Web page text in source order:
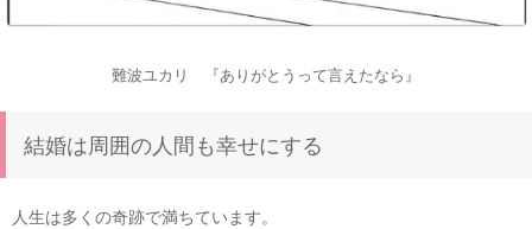
難波ユカリ 『ありがとうって言えたなら』
結婚は周囲の人間も幸せにする
人生は多くの奇跡で満ちています。